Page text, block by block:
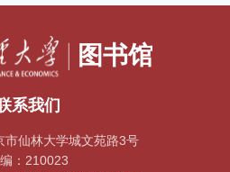
系我们
市仙林大学城文苑路3号
：210023